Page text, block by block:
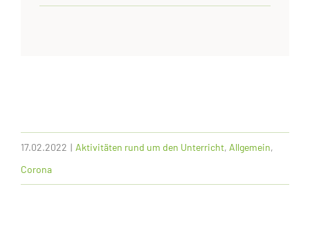
17.02.2022 | Aktivitäten rund um den Unterricht, Allgemein,
Corona